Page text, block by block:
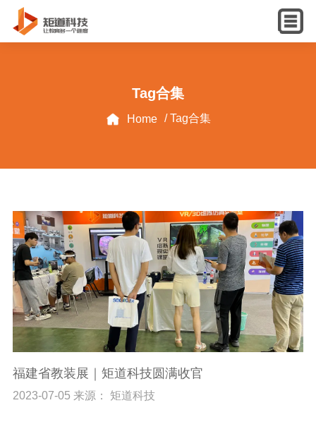
English
Tag合集
Home / Tag合集
福建省教装展｜矩道科技圆满收官
2023-07-05 来源： 矩道科技